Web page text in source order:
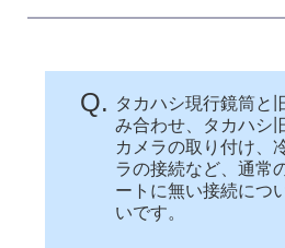
Q. タカハシ現行鏡筒と
み合わせ、タカハシ
カメラの取り付け、
ラの接続など、通常
ートに無い接続につ
いです。